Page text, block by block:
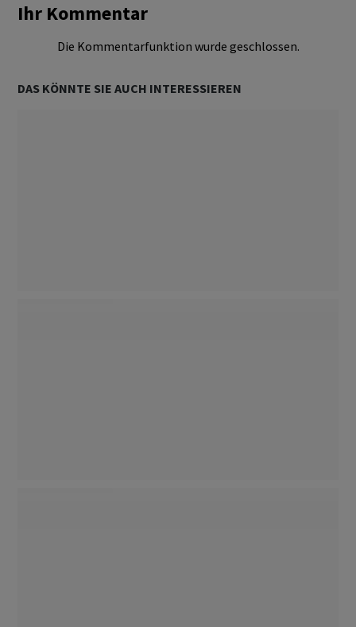
Ihr Kommentar
Die Kommentarfunktion wurde geschlossen.
DAS KÖNNTE SIE AUCH INTERESSIEREN